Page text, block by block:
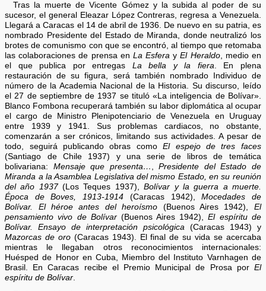
Tras la muerte de Vicente Gómez y la subida al poder de su
sucesor, el general Eleazar López Contreras, regresa a Venezuela.
Llegará a Caracas el 14 de abril de 1936. De nuevo en su patria, es
nombrado Presidente del Estado de Miranda, donde neutralizó los
brotes de comunismo con que se encontró, al tiempo que retomaba
las colaboraciones de prensa en La Esfera yEl Heraldo, medio en
el que publica por entregas La bella y la fiera. En plena
restauración de su figura, será también nombrado Individuo de
número de la Academia Nacional de la Historia. Su discurso, leído
el 27 de septiembre de 1937 se tituló «La inteligencia de Bolívar».
Blanco Fombona recuperará también su labor diplomática al ocupar
el cargo de Ministro Plenipotenciario de Venezuela en Uruguay
entre 1939 y 1941. Sus problemas cardiacos, no obstante,
comenzarán a ser crónicos, limitando sus actividades. A pesar de
todo, seguirá publicando obras comoEl espejo de tres faces
(Santiago de Chile 1937) y una serie de libros de temática
bolivariana: Mensaje que presenta… ,Presidente del Estado de
Miranda a la Asamblea Legislativa del mismo Estado, en su reunión
del año 1937(Los Teques 1937),Bolívar y la guerra a muerte.
Época de Boves, 1913-1914 (Caracas 1942),Mocedades de
Bolívar. El héroe antes del heroísmo (Buenos Aires 1942), El
pensamiento vivo de Bolívar(Buenos Aires 1942),El espíritu de
Bolívar. Ensayo de interpretación psicológica(Caracas 1943) y
Mazorcas de oro(Caracas 1943). El final de su vida se acercaba
mientras le llegaban otros reconocimientos internacionales:
Huésped de Honor en Cuba, Miembro del Instituto Varnhagen de
Brasil. En Caracas recibe el Premio Municipal de Prosa por El
espíritu de Bolívar.